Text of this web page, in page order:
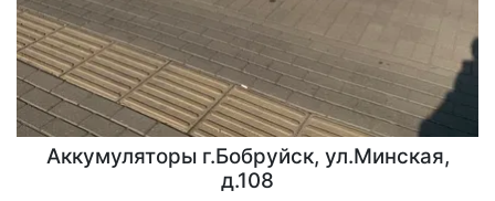
Аккумуляторы г.Бобруйск, ул.Минская,
д.108